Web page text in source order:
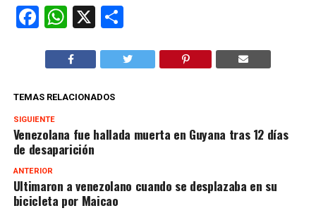
Facebook
WhatsApp
X Compartir
TEMAS RELACIONADOS
SIGUIENTE
Venezolana fue hallada muerta en Guyana tras 12 días
de desaparición
ANTERIOR
Ultimaron a venezolano cuando se desplazaba en su
bicicleta por Maicao